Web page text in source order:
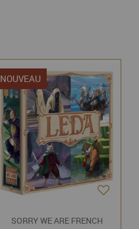
NOUVEAU
SORRY WE ARE FRENCH